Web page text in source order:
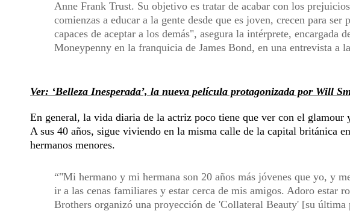
Anne Frank Trust. Su objetivo es tratar de acabar con los
comienzas a educar a la gente desde que es joven, crecen para ser
capaces de aceptar a los demás", asegura la intérprete, encargada
Moneypenny en la franquicia de James Bond, en una entrevista a
Ver: ‘Belleza Inesperada’, la nueva película protagonizada por Will
En general, la vida diaria de la actriz poco tiene que ver con el glamour
A sus 40 años, sigue viviendo en la misma calle de la capital británica
hermanos menores.
"Mi hermano y mi hermana son 20 años más jóvenes que yo, y
ir a las cenas familiares y estar cerca de mis amigos. Adoro estar
Brothers organizó una proyección de 'Collateral Beauty' [su